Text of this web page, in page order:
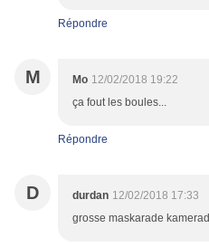
Répondre
M Mo 12/02/2018 19:22
ça fout les boules...
Répondre
D durdan 12/02/2018 17:33
grosse maskarade kamerad